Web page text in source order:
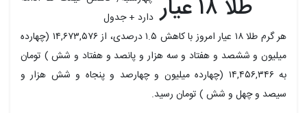
طلا ۱۸ عیار
هر گرم طلا ۱۸ عیار امروز با کاهش ۱.۵ درصدی، از ۱۴,۶۷۳,۵۷۶ (چهارده
میلیون و ششصد و هفتاد و سه هزار و پانصد و هفتاد و شش ) تومان
به ۱۴,۴۵۶,۳۴۶ (چهارده میلیون و چهارصد و پنجاه و شش هزار و
سیصد و چهل و شش ) تومان رسید.